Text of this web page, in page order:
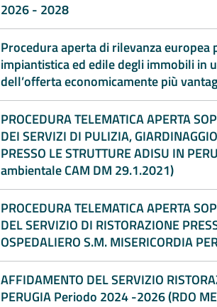
2026 - 2028
Procedura aperta di rilevanza
impiantistica ed edile degli immobili in
dell’offerta economicamente più
PROCEDURA TELEMATICA APERTA
DEI SERVIZI DI PULIZIA, GIARDINAGGIO, DISINFESTAZIONE, LAVANDERIA E LAVANOLO
PRESSO LE STRUTTURE ADISU IN PERUGIA- PERIODO 2024-2030 (a ridotto impatto
ambientale CAM DM 29.1.2021)
PROCEDURA TELEMATICA APERTA
DEL SERVIZIO DI RISTORAZIONE
OSPEDALIERO S.M. MISERICORDIA
AFFIDAMENTO DEL SERVIZIO
PERUGIA Periodo 2024 -2026 (RDO